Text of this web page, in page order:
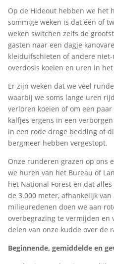
Op de Hideout hebben we het
sommige weken is dat één of
weken switchen zelfs de
gasten naar een dagje
kleiduifschieten of andere
overdosis koeien en uren in
Er zijn weken dat we veel
waarbij we soms lange uren
verloren koeien of om een
kalfjes ergens in een
in een rode droge bedding of
bergmeer hebben vergestopt.
Onze runderen grazen op ons
we huren van het Bureau of
het National Forest en dat
de 3.000 meter, afhankelijk
milieuredenen doen we aan
overbegrazing te vermijden en
delen van onze kudde over de
Beginnende, gemiddelde en